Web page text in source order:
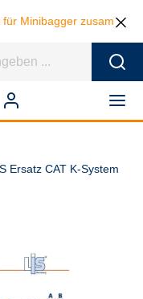
zusammen und
Ersatz CAT K-System